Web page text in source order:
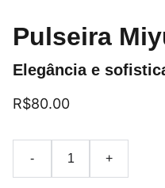
Pulseira
Elegância e
R$80.00
- +